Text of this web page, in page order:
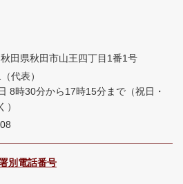
田県秋田市山王四丁目1番1号
代表）
8時30分から17時15分まで （祝日・
）
別電話番号